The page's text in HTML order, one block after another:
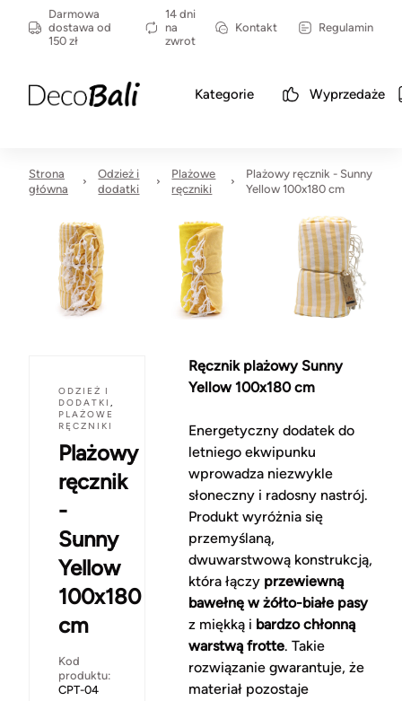
Darmowa
dostawa od
150 zł
14 dni
na
zwrot
Kontakt Regulamin
Kategorie Wyprzedaże
Strona
główna
Odzież i
dodatki
Plażowe
ręczniki
Plażowy ręcznik - Sunny
Yellow 100x180 cm
ODZIEŻ I
DODATKI ,
PLAŻOWE
RĘCZNIKI
Plażowy
ręcznik
-
Sunny
Yellow
100x180
cm
Kod
produktu:
CPT-04
Ręcznik plażowy Sunny
Yellow 100x180 cm
Energetyczny dodatek do
letniego ekwipunku
wprowadza niezwykle
słoneczny i radosny nastrój.
Produkt wyróżnia się
przemyślaną,
dwuwarstwową konstrukcją,
która łączy przewiewną
bawełnę w żółto-białe pasy
z miękką i bardzo chłonną
warstwą frotte. Takie
rozwiązanie gwarantuje, że
materiał pozostaje